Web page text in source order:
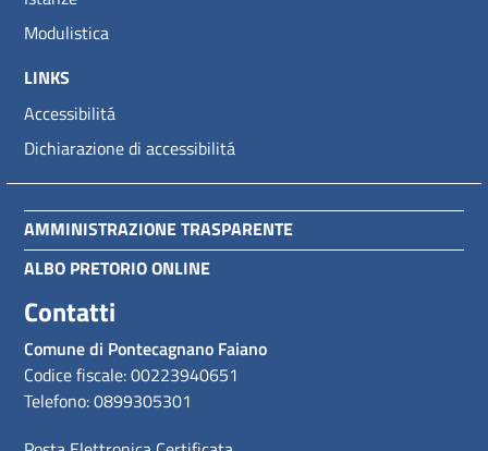
Modulistica
LINKS
Accessibilitá
Dichiarazione di accessibilitá
AMMINISTRAZIONE TRASPARENTE
ALBO PRETORIO ONLINE
Contatti
Comune di Pontecagnano Faiano
Codice fiscale: 00223940651
Telefono: 0899305301